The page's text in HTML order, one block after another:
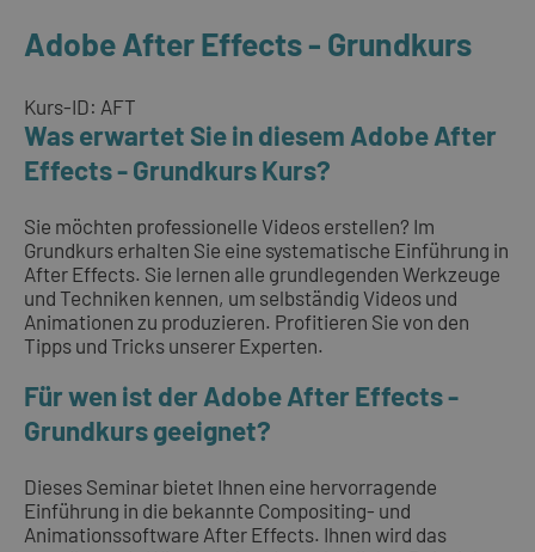
Adobe After Effects - Grundkurs
Kurs-ID: AFT
Was erwartet Sie in diesem Adobe After
Effects - Grundkurs Kurs?
Sie möchten professionelle Videos erstellen? Im
Grundkurs erhalten Sie eine systematische Einführung in
After Effects. Sie lernen alle grundlegenden Werkzeuge
und Techniken kennen, um selbständig Videos und
Animationen zu produzieren. Profitieren Sie von den
Tipps und Tricks unserer Experten.
Für wen ist der Adobe After Effects -
Grundkurs geeignet?
Dieses Seminar bietet Ihnen eine hervorragende
Einführung in die bekannte Compositing- und
Animationssoftware After Effects. Ihnen wird das